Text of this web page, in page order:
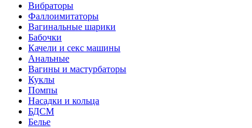
Вибраторы
Фаллоимитаторы
Вагинальные шарики
Бабочки
Качели и секс машины
Анальные
Вагины и мастурбаторы
Куклы
Помпы
Насадки и кольца
БДСМ
Белье